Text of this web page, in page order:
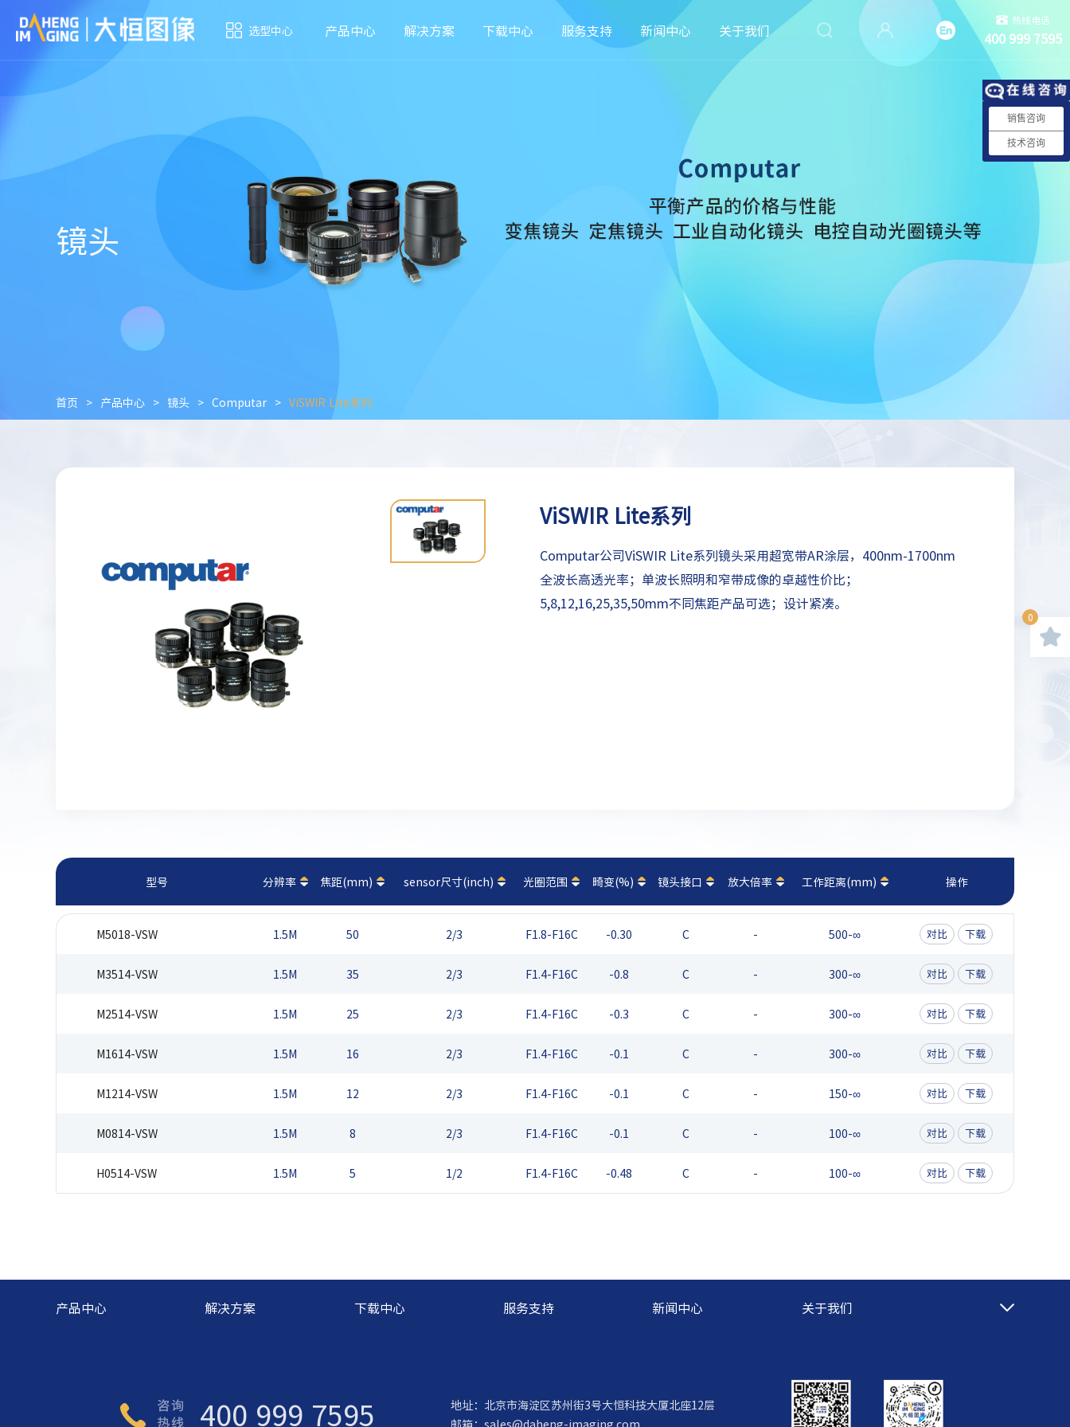
选型中心 产品中心 解决方案 下载中心 服务支持 新闻中心 关于我们
热线电话
400 999 7595
镜头
首页 > 产品中心 > 镜头 > Computar > ViSWIR Lite系列
ViSWIR Lite系列
Computar公司ViSWIR Lite系列镜头采用超宽带AR涂层，400nm-1700nm
全波长高透光率；单波长照明和窄带成像的卓越性价比；
5,8,12,16,25,35,50mm不同焦距产品可选；设计紧凑。
型号 分辨率 焦距(mm) sensor尺寸(inch) 光圈范围 畸变(%) 镜头接口 放大倍率 工作距离(mm) 操作
M5018-VSW 1.5M 50 2/3 F1.8-F16C -0.30 C - 500-∞ 对比 下载
M3514-VSW 1.5M 35 2/3 F1.4-F16C -0.8 C - 300-∞ 对比 下载
M2514-VSW 1.5M 25 2/3 F1.4-F16C -0.3 C - 300-∞ 对比 下载
M1614-VSW 1.5M 16 2/3 F1.4-F16C -0.1 C - 300-∞ 对比 下载
M1214-VSW 1.5M 12 2/3 F1.4-F16C -0.1 C - 150-∞ 对比 下载
M0814-VSW 1.5M 8 2/3 F1.4-F16C -0.1 C - 100-∞ 对比 下载
H0514-VSW 1.5M 5 1/2 F1.4-F16C -0.48 C - 100-∞ 对比 下载
0
产品中心 解决方案 下载中心 服务支持 新闻中心 关于我们
400 999 7595
地址：北京市海淀区苏州街3号大恒科技大厦北座12层
销售咨询
技术咨询